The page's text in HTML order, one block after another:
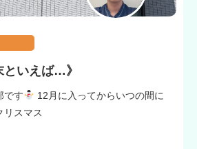
といえば…》
です
12月に入ってからいつの間に
リスマス